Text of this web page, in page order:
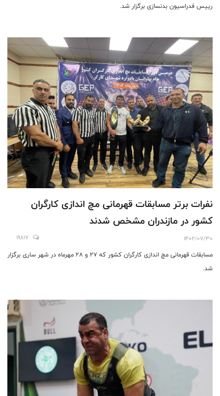
رییس فدراسیون بدنسازی برگزار شد.
نفرات برتر مسابقات قهرمانی مچ اندازی کارگران
کشور در مازندران مشخص شدند
1402/07/30
19817
مسابقات قهرمانی مچ اندازی کارگران کشور که 27 و 28 مهرماه در شهر ساری برگزار
شد.